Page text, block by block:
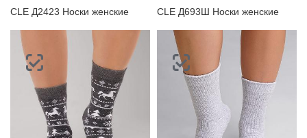
CLE Д2423 Носки женские CLE Д693Ш Носки женские